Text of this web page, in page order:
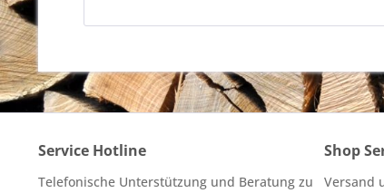
Service Hotline
Telefonische Unterstützung und Beratung zu
Shop
Versand